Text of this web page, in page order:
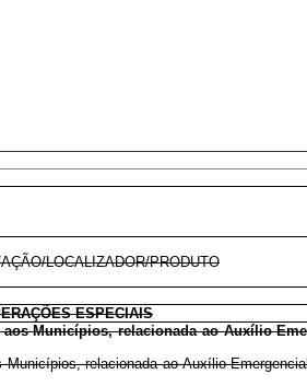
LOCALIZADOR/PRODUTO
ESPECIAIS
Municípios, relacionada ao Auxílio
relacionada ao Auxílio